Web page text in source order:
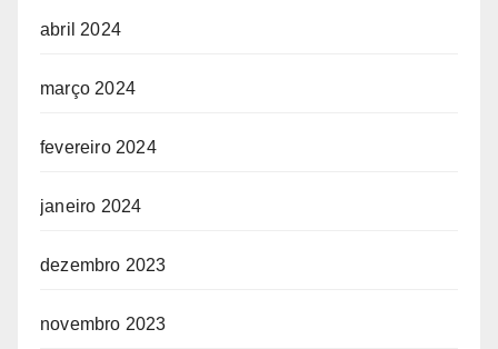
abril 2024
março 2024
fevereiro 2024
janeiro 2024
dezembro 2023
novembro 2023